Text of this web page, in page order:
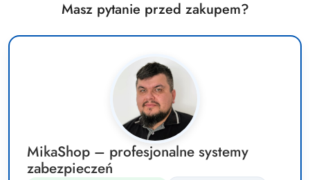
Masz pytanie przed zakupem?
MikaShop – profesjonalne systemy
zabezpieczeń